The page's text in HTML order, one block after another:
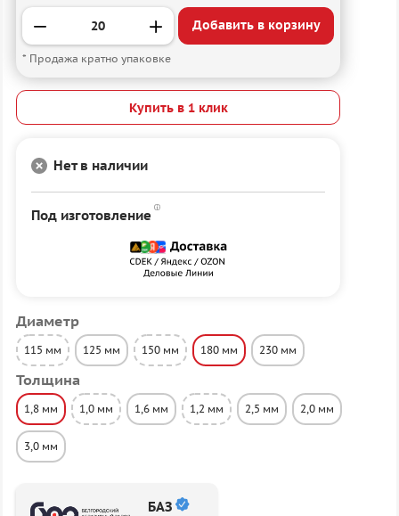
Диаметр
115 мм 125 мм 150 мм 180 мм 230 мм
Толщина
1,8 мм 1,0 мм 1,6 мм 1,2 мм 2,5 мм 2,0 мм
3,0 мм
БАЗ
Добавить в корзину
* Продажа кратно упаковке
Купить в 1 клик
Нет в наличии
Под изготовление